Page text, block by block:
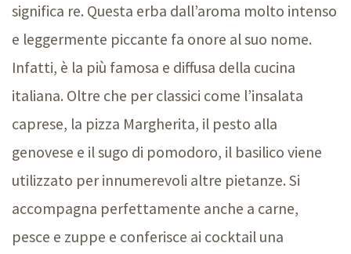
significa re. Questa erba dall’aroma molto intenso
e leggermente piccante fa onore al suo nome.
Infatti, è la più famosa e diffusa della cucina
italiana. Oltre che per classici come l’insalata
caprese, la pizza Margherita, il pesto alla
genovese e il sugo di pomodoro, il basilico viene
utilizzato per innumerevoli altre pietanze. Si
accompagna perfettamente anche a carne,
pesce e zuppe e conferisce ai cocktail una